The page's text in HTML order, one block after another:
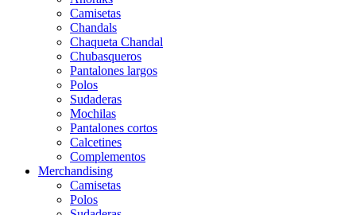
Camisetas
Chandals
Chaqueta Chandal
Chubasqueros
Pantalones largos
Polos
Sudaderas
Mochilas
Pantalones cortos
Calcetines
Complementos
Merchandising
Camisetas
Polos